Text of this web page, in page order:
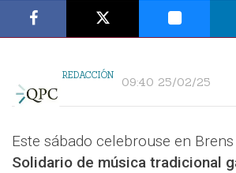
REDACCIÓN 09:40 25/02/25
Este sábado celebrouse en
Solidario de música tradicional